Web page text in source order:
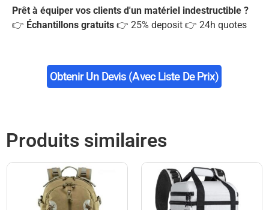
Prêt à équiper vos clients d'un matériel indestructible ?
👉 Échantillons gratuits 👉 25% deposit 👉 24h quotes
Obtenir Un Devis (avec Liste De Prix)
Produits similaires